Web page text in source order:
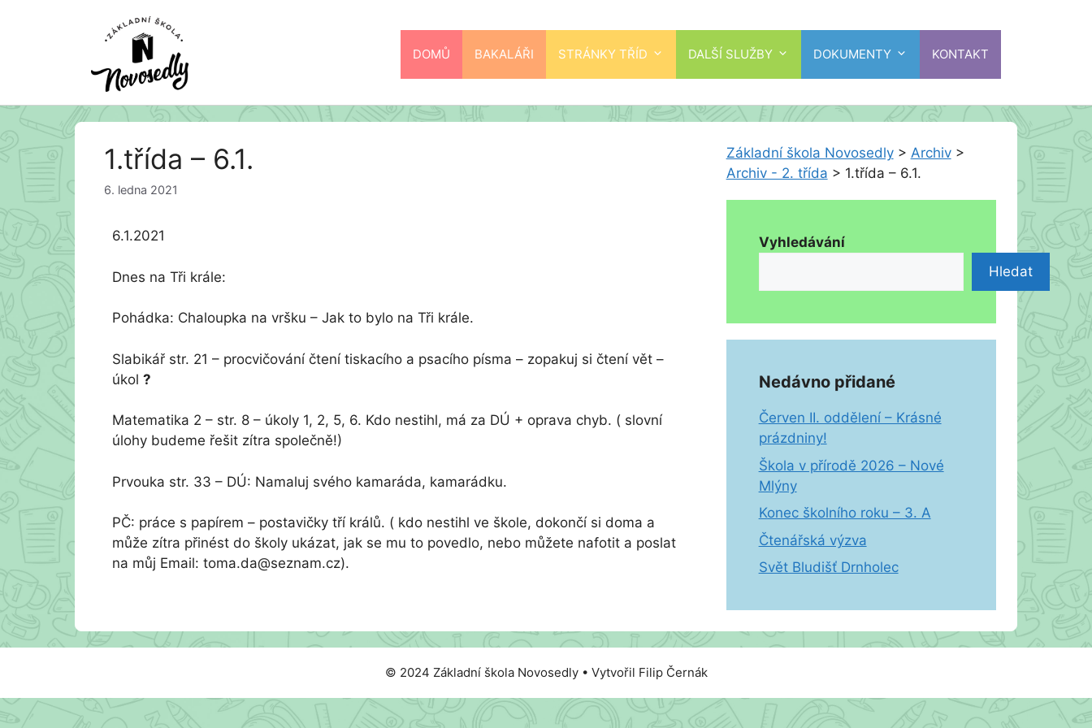
DOMŮ BAKALÁŘI STRÁNKY TŘÍD DALŠÍ SLUŽBY DOKUMENTY KONTAKT
1.třída – 6.1.
6. ledna 2021
6.1.2021
Dnes na Tři krále:
Pohádka: Chaloupka na vršku – Jak to bylo na Tři krále.
Slabikář str. 21 – procvičování čtení tiskacího a psacího písma – zopakuj si čtení vět –
úkol ?
Matematika 2 – str. 8 – úkoly 1, 2, 5, 6. Kdo nestihl, má za DÚ + oprava chyb. ( slovní
úlohy budeme řešit zítra společně!)
Prvouka str. 33 – DÚ: Namaluj svého kamaráda, kamarádku.
PČ: práce s papírem – postavičky tří králů. ( kdo nestihl ve škole, dokončí si doma a
může zítra přinést do školy ukázat, jak se mu to povedlo, nebo můžete nafotit a poslat
na můj Email: toma.da@seznam.cz).
Základní škola Novosedly> Archiv>
Archiv - 2. třída > 1.třída – 6.1.
Vyhledávání
Hledat
Nedávno přidané
Červen II. oddělení – Krásné
prázdniny!
Škola v přírodě 2026 – Nové
Mlýny
Konec školního roku – 3. A
Čtenářská výzva
Svět Bludišť Drnholec
© 2024 Základní škola Novosedly • Vytvořil Filip Černák